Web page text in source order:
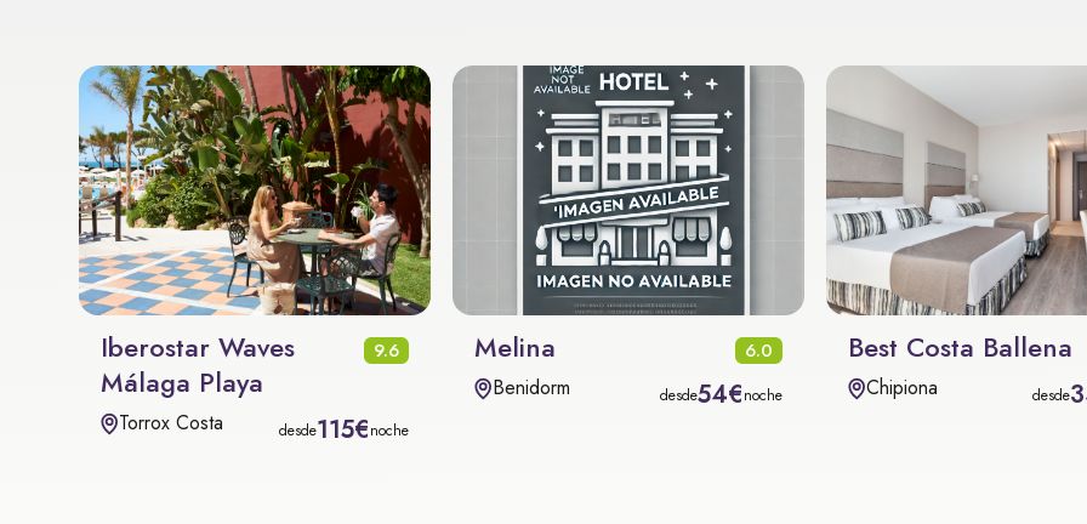
Iberostar Waves
Málaga Playa
9.6
Torrox Costa desde115€noche
Melina 6.0
Benidorm desde54€noche
Best Costa Ballena
Chipiona desde